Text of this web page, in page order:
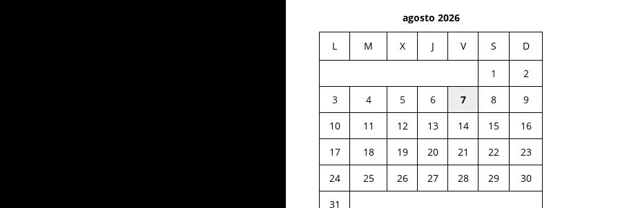
agosto 2026
L M X J V S D
1
2
3
4 5 6 7 8
9
10
11 12 13 14 15
16
17
18 19 20 21 22
23
24
25 26 27 28 29
30
31